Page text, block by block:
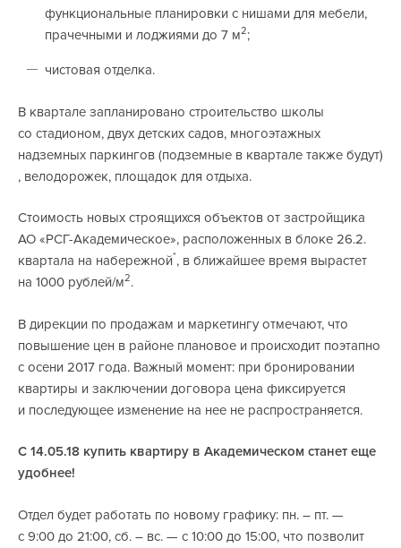
функциональные планировки с нишами для мебели,
прачечными и лоджиями до 7 м2;
чистовая отделка.
В квартале запланировано строительство школы
со стадионом, двух детских садов, многоэтажных
надземных паркингов (подземные в квартале также будут)
, велодорожек, площадок для отдыха.
Стоимость новых строящихся объектов от застройщика
АО «РСГ-Академическое», расположенных в блоке 26.2.
квартала на набережной*, в ближайшее время вырастет
на 1000 рублей/м2.
В дирекции по продажам и маркетингу отмечают, что
повышение цен в районе плановое и происходит поэтапно
с осени 2017 года. Важный момент: при бронировании
квартиры и заключении договора цена фиксируется
и последующее изменение на нее не распространяется.
С 14.05.18 купить квартиру в Академическом станет еще
удобнее!
Отдел будет работать по новому графику: пн. – пт. —
с 9:00 до 21:00, сб. – вс. — с 10:00 до 15:00, что позволит